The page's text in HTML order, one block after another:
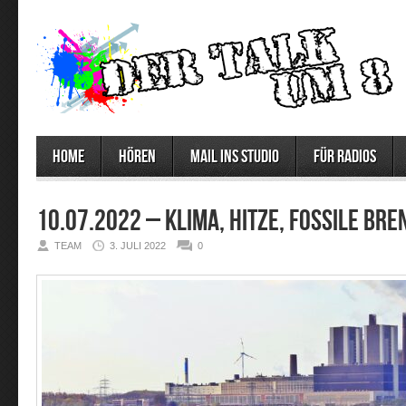
Home Hören Mail ins Studio Für Radios
10.07.2022 – Klima, Hitze, fossile
TEAM 3. JULI 2022 0